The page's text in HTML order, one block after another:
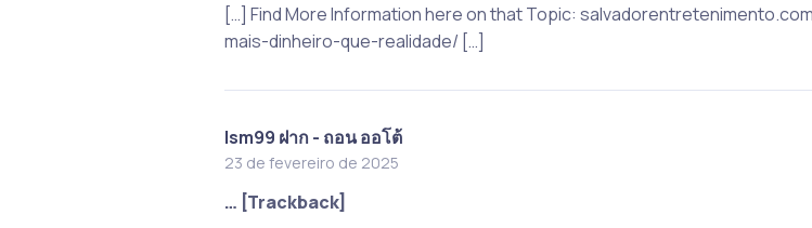
[…] Find More Information here on that Topic:
mais-dinheiro-que-realidade/ […]
lsm99 ฝาก - ถอน ออโต้
23 de fevereiro de 2025
… [Trackback]